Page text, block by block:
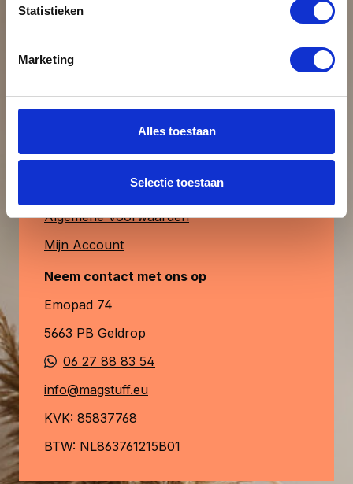
Statistieken
Marketing
Alles toestaan
Selectie toestaan
uiteraard ook verkrijgbaar. MagFrame-less
duurzame en aanpasbare fotopresentatie.
taal.
uw inzichten met anderen.
Klantenservice
Heb je vragen?
Contactformulier
Veelgestelde Vragen
Algemene Voorwaarden
Mijn Account
Neem contact met ons op
Emopad 74
5663 PB Geldrop
06 27 88 83 54
info@magstuff.eu
KVK: 85837768
BTW: NL863761215B01